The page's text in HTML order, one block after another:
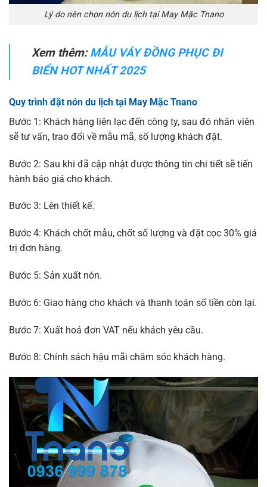
Lý do nên chọn nón du lịch tại May Mặc Tnano
Xem thêm:MẪU VÁY ĐỒNG PHỤC ĐI
BIỂN HOT NHẤT 2025
Quy trình đặt nón du lịch tại May Mặc Tnano
Bước 1: Khách hàng liên lạc đến công ty, sau đó nhân viên
sẽ tư vấn, trao đổi về mẫu mã, số lượng khách đặt.
Bước 2: Sau khi đã cập nhật được thông tin chi tiết sẽ tiến
hành báo giá cho khách.
Bước 3: Lên thiết kế.
Bước 4: Khách chốt mẫu, chốt số lượng và đặt cọc 30% giá
trị đơn hàng.
Bước 5: Sản xuất nón.
Bước 6: Giao hàng cho khách và thanh toán số tiền còn lại.
Bước 7: Xuất hoá đơn VAT nếu khách yêu cầu.
Bước 8: Chính sách hậu mãi chăm sóc khách hàng.